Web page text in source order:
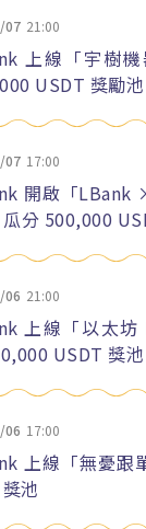
07 21:00
上線「宇樹
USDT 獎勵池
07 17:00
開啟「LBank
分 500,000
06 21:00
上線「以太坊
USDT 獎池
06 17:00
上線「無憂跟
池